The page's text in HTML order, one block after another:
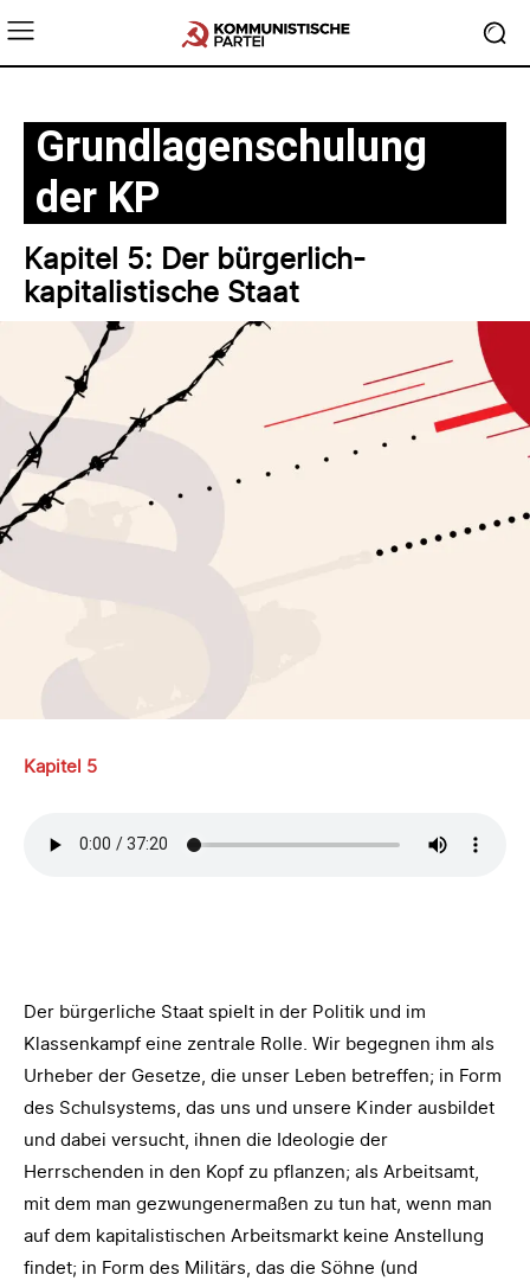
Grundlagenschulung
der KP
Kapitel 5: Der bürgerlich-
kapitalistische Staat
Kapitel 5
Der bürgerliche Staat spielt in der Politik und im
Klassenkampf eine zentrale Rolle. Wir begegnen ihm als
Urheber der Gesetze, die unser Leben betreffen; in Form
des Schulsystems, das uns und unsere Kinder ausbildet
und dabei versucht, ihnen die Ideologie der
Herrschenden in den Kopf zu pflanzen; als Arbeitsamt,
mit dem man gezwungenermaßen zu tun hat, wenn man
auf dem kapitalistischen Arbeitsmarkt keine Anstellung
findet; in Form des Militärs, das die Söhne (und